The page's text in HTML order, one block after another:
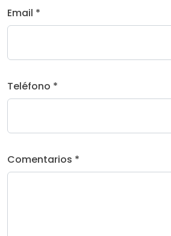
Email *
Teléfono *
Comentarios *